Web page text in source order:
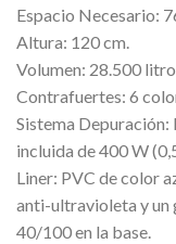
Espacio Necesario:
Altura: 120 cm.
Volumen: 28.500
Contrafuertes: 6
Sistema Depuración:
incluida de 400 W
Liner: PVC de color
anti-ultravioleta y un
40/100 en la base.